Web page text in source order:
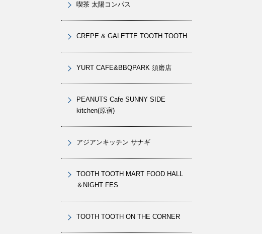
喫茶 太陽コンパス
CREPE & GALETTE TOOTH TOOTH
YURT CAFE&BBQPARK 須磨店
PEANUTS Cafe SUNNY SIDE
kitchen(原宿)
アジアンキッチン サナギ
TOOTH TOOTH MART FOOD HALL
＆NIGHT FES
TOOTH TOOTH ON THE CORNER